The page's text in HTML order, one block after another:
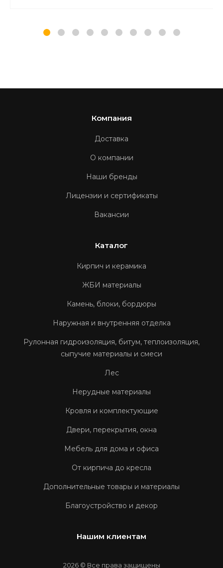
Компания
Доставка
О компании
Наши бренды
Лицензии и сертификаты
Вакансии
Каталог
Кирпич и керамика
ЖБИ материалы
Камень, блоки, бордюры
Наружная и внутренняя отделка
Рулонная гидроизоляция, битум, теплоизоляция,
сыпучие материалы и смеси
Лес
Нерудные материалы
Кровля и комплектующие
Двери, перекрытия, окна
Мебель для дома и офиса
От кирпича до кресла
Дополнительные товары и материалы
Благоустройство и декор
Нашим клиентам
2026 © Все права защищены